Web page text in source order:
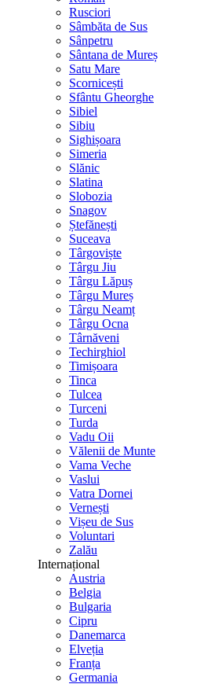
Rusciori
Sâmbăta de Sus
Sânpetru
Sântana de Mureș
Satu Mare
Scornicești
Sfântu Gheorghe
Sibiel
Sibiu
Sighișoara
Simeria
Slănic
Slatina
Slobozia
Snagov
Ștefănești
Suceava
Târgoviște
Târgu Jiu
Târgu Lăpuș
Târgu Mureș
Târgu Neamț
Târgu Ocna
Târnăveni
Techirghiol
Timișoara
Tinca
Tulcea
Turceni
Turda
Vadu Oii
Vălenii de Munte
Vama Veche
Vaslui
Vatra Dornei
Vernești
Vișeu de Sus
Voluntari
Zalău
Internațional
Austria
Belgia
Bulgaria
Cipru
Danemarca
Elveția
Franța
Germania